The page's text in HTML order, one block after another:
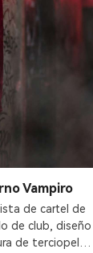
Vampiro
de cartel de
de club, diseño
de terciopelo